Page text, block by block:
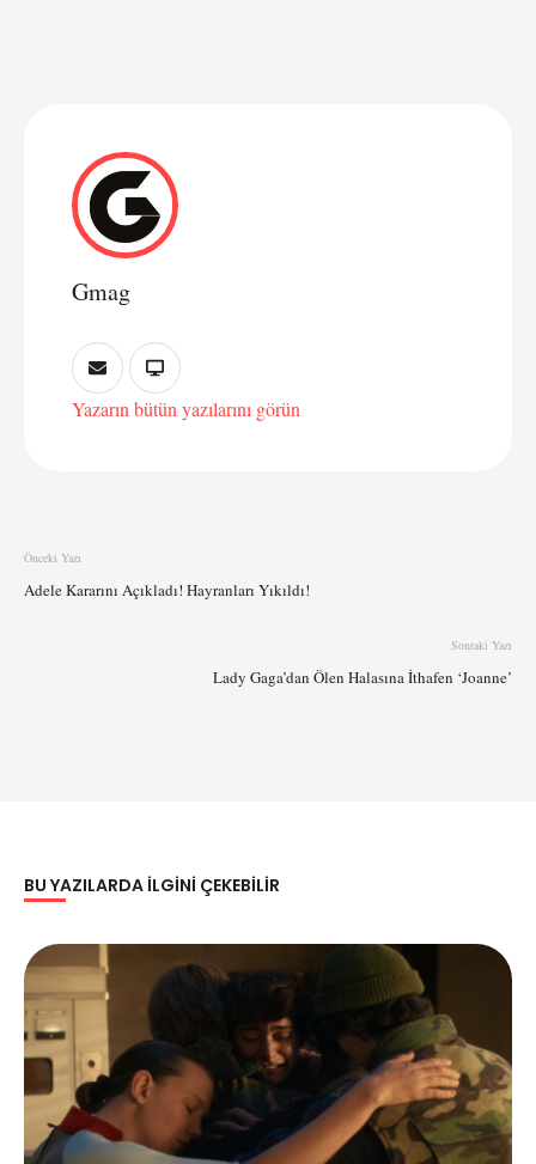
Gmag
Yazarın bütün yazılarını görün
Önceki Yazı
Adele Kararını Açıkladı! Hayranları Yıkıldı!
Sonraki Yazı
Lady Gaga’dan Ölen Halasına İthafen ‘Joanne’
BU YAZILARDA ILGINI ÇEKEBILIR